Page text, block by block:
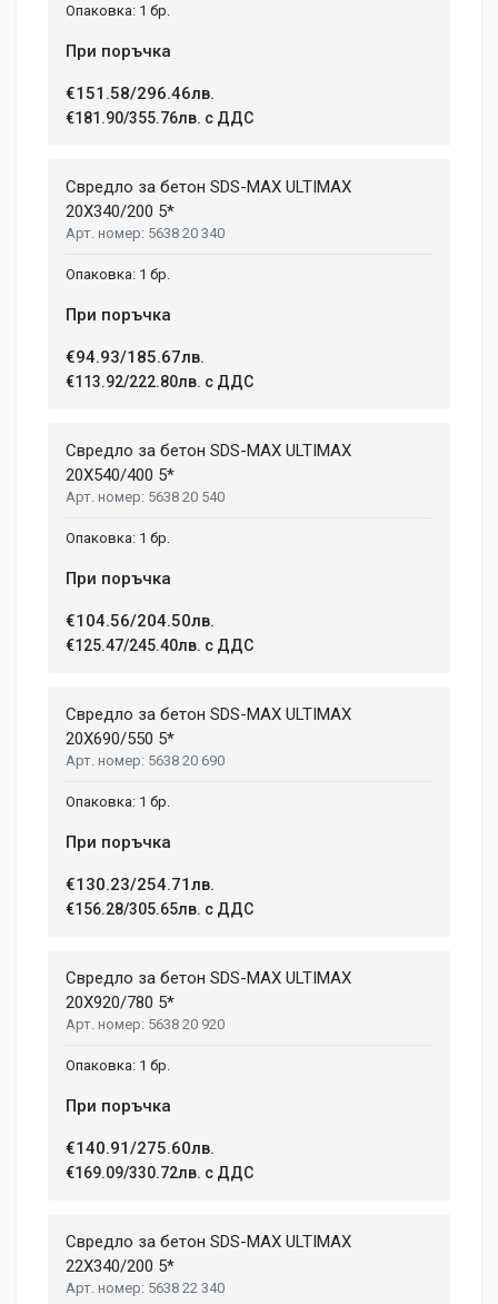
1 бр.
При поръчка
€151.58/296.46лв.
€181.90/355.76лв. с ДДС
Свредло за бетон SDS-MAX ULTIMAX
20X340/200 5*
5638 20 340
1 бр.
При поръчка
€94.93/185.67лв.
€113.92/222.80лв. с ДДС
Свредло за бетон SDS-MAX ULTIMAX
20X540/400 5*
5638 20 540
1 бр.
При поръчка
€104.56/204.50лв.
€125.47/245.40лв. с ДДС
Свредло за бетон SDS-MAX ULTIMAX
20X690/550 5*
5638 20 690
1 бр.
При поръчка
€130.23/254.71лв.
€156.28/305.65лв. с ДДС
Свредло за бетон SDS-MAX ULTIMAX
20X920/780 5*
5638 20 920
1 бр.
При поръчка
€140.91/275.60лв.
€169.09/330.72лв. с ДДС
Свредло за бетон SDS-MAX ULTIMAX
22X340/200 5*
5638 22 340